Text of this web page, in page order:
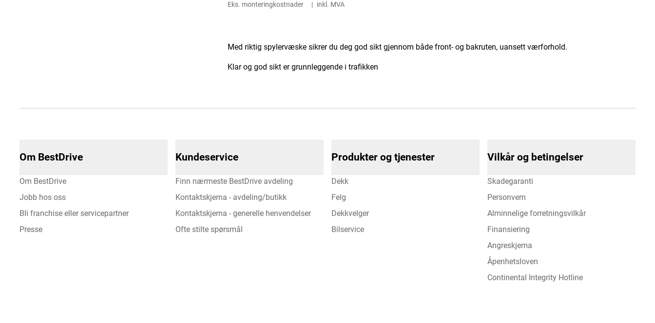
Med riktig spylervæske sikrer du deg god sikt gjennom både front- og bakruten, uansett værforhold.
Klar og god sikt er grunnleggende i trafikken
Eks. monteringkostnader | inkl. MVA
Om BestDrive
Om BestDrive
Jobb hos oss
Bli franchise eller servicepartner
Presse
Kundeservice
Finn nærmeste BestDrive avdeling
Kontaktskjema - avdeling/butikk
Kontaktskjema - generelle henvendelser
Ofte stilte spørsmål
Produkter og tjenester
Dekk
Felg
Dekkvelger
Bilservice
Vilkår og betingelser
Skadegaranti
Personvern
Alminnelige forretningsvilkår
Finansiering
Angreskjema
Åpenhetsloven
Continental Integrity Hotline